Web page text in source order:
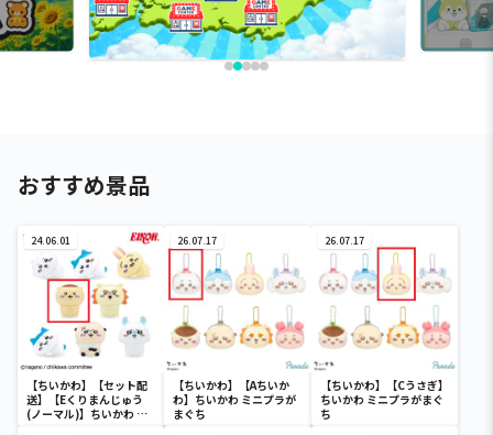
おすすめ景品
24.06.01
【ちいかわ】【セット配
送】【Eくりまんじゅう
(ノーマル)】ちいかわ イ
26.07.17
【ちいかわ】【Aちいか
わ】ちいかわ ミニプラが
まぐち
26.07.17
【ちいかわ】【Cうさぎ】
ちいかわ ミニプラがまぐ
ち